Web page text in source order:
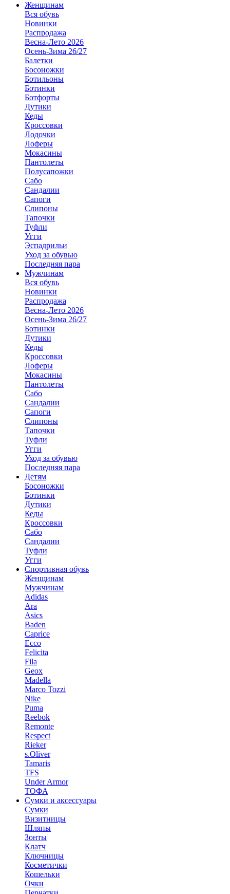
Женщинам
Вся обувь
Новинки
Распродажа
Весна-Лето 2026
Осень-Зима 26/27
Балетки
Босоножки
Ботильоны
Ботинки
Ботфорты
Дутики
Кеды
Кроссовки
Лодочки
Лоферы
Мокасины
Пантолеты
Полусапожки
Сабо
Сандалии
Сапоги
Слипоны
Тапочки
Туфли
Угги
Эспадрильи
Уход за обувью
Последняя пара
Мужчинам
Вся обувь
Новинки
Распродажа
Весна-Лето 2026
Осень-Зима 26/27
Ботинки
Дутики
Кеды
Кроссовки
Лоферы
Мокасины
Пантолеты
Сабо
Сандалии
Сапоги
Слипоны
Тапочки
Туфли
Угги
Уход за обувью
Последняя пара
Детям
Босоножки
Ботинки
Дутики
Кеды
Кроссовки
Сабо
Сандалии
Туфли
Угги
Спортивная обувь
Женщинам
Мужчинам
Adidas
Ara
Asics
Baden
Caprice
Ecco
Felicita
Fila
Geox
Madella
Marco Tozzi
Nike
Puma
Reebok
Remonte
Respect
Rieker
s.Oliver
Tamaris
TFS
Under Armor
ТОФА
Сумки и аксессуары
Сумки
Визитницы
Шляпы
Зонты
Клатч
Ключницы
Косметички
Кошельки
Очки